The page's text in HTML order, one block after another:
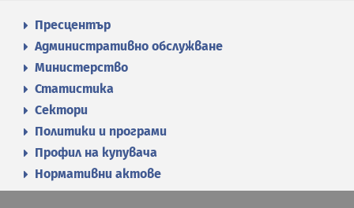
Пресцентър
Административно обслужване
Министерство
Статистика
Сектори
Политики и програми
Профил на купувача
Нормативни актове